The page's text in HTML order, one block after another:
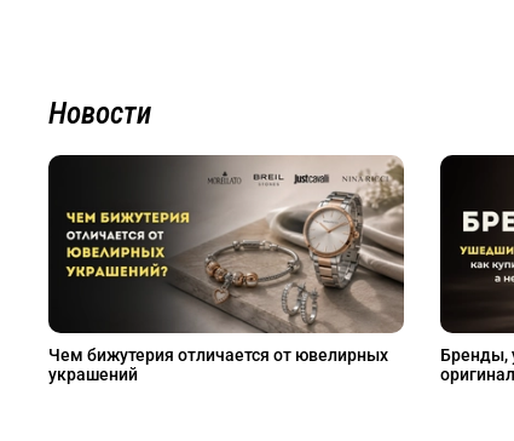
Новости
Чем бижутерия отличается от ювелирных
украшений
Бренды,